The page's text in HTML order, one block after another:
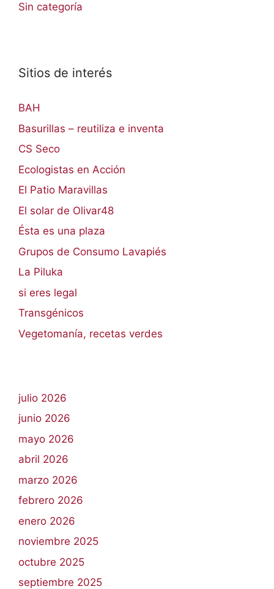
Sin categoría
Sitios de interés
BAH
Basurillas – reutiliza e inventa
CS Seco
Ecologistas en Acción
El Patio Maravillas
El solar de Olivar48
Ésta es una plaza
Grupos de Consumo Lavapiés
La Piluka
si eres legal
Transgénicos
Vegetomanía, recetas verdes
julio 2026
junio 2026
mayo 2026
abril 2026
marzo 2026
febrero 2026
enero 2026
noviembre 2025
octubre 2025
septiembre 2025